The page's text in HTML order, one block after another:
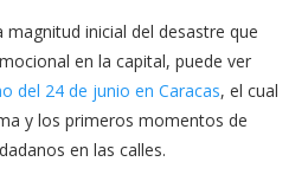
inicial del desastre que
en la capital, puede ver
del 24 de junio en Caracas, el cual
y los primeros momentos de
en las calles.